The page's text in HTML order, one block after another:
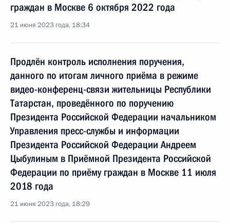
граждан в Москве 6 октября 2022 года
21 июня 2023 года, 18:34
Продлён контроль исполнения поручения,
данного по итогам личного приёма в режиме
видео-конференц-связи жительницы Республики
Татарстан, проведённого по поручению
Президента Российской Федерации начальником
Управления пресс-службы и информации
Президента Российской Федерации Андреем
Цыбулиным в Приёмной Президента Российской
Федерации по приёму граждан в Москве 11 июля
2018 года
21 июня 2023 года, 18:29